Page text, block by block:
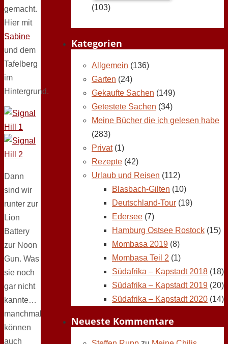
gemacht.
Hier mit
Sabine
und dem
Tafelberg
im
Hintergrund.
Dann
sind wir
runter zur
Lion
Battery
zur Noon
Gun. Was
sie noch
gar nicht
kannte…
manchmal
können
auch
(103)
Kategorien
Allgemein (136)
Garten (24)
Gekaufte Sachen (149)
Getestete Sachen (34)
Meine Bücher die ich gelesen habe
(283)
Privat(1)
Rezepte (42)
Urlaub und Reisen (112)
Blasbach-Gilten (10)
Deutschland-Tour (19)
Edersee (7)
Hamburg Ostsee Rostock (15)
Mombasa 2019 (8)
Mombasa Teil 2 (1)
Südafrika – Kapstadt 2018 (18)
Südafrika – Kapstadt 2019 (20)
Südafrika – Kapstadt 2020 (14)
Neueste Kommentare